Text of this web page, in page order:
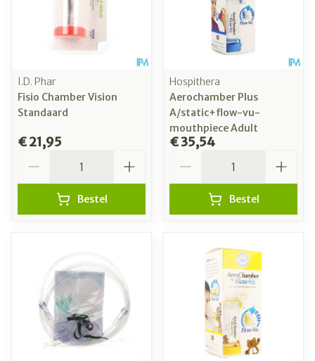
I.D. Phar
Fisio Chamber Vision
Standaard
€ 21,95
Bestel
Hospithera
Aerochamber Plus
A/static+flow-vu-
mouthpiece Adult
€ 35,54
Bestel